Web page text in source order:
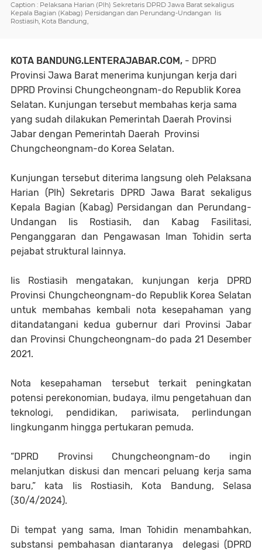
Caption : Pelaksana Harian (Plh) Sekretaris DPRD Jawa Barat sekaligus
Kepala Bagian (Kabag) Persidangan dan Perundang-Undangan Iis
Rostiasih, Kota Bandung,
KOTA BANDUNG.LENTERAJABAR.COM, - DPRD
Provinsi Jawa Barat menerima kunjungan kerja dari
DPRD Provinsi Chungcheongnam-do Republik Korea
Selatan. Kunjungan tersebut membahas kerja sama
yang sudah dilakukan Pemerintah Daerah Provinsi
Jabar dengan Pemerintah Daerah Provinsi
Chungcheongnam-do Korea Selatan.
Kunjungan tersebut diterima langsung oleh Pelaksana
Harian (Plh) Sekretaris DPRD Jawa Barat sekaligus
Kepala Bagian (Kabag) Persidangan dan Perundang-
Undangan Iis Rostiasih, dan Kabag Fasilitasi,
Penganggaran dan Pengawasan Iman Tohidin serta
pejabat struktural lainnya.
Iis Rostiasih mengatakan, kunjungan kerja DPRD
Provinsi Chungcheongnam-do Republik Korea Selatan
untuk membahas kembali nota kesepahaman yang
ditandatangani kedua gubernur dari Provinsi Jabar
dan Provinsi Chungcheongnam-do pada 21 Desember
2021.
Nota kesepahaman tersebut terkait peningkatan
potensi perekonomian, budaya, ilmu pengetahuan dan
teknologi, pendidikan, pariwisata, perlindungan
lingkunganm hingga pertukaran pemuda.
“DPRD Provinsi Chungcheongnam-do ingin
melanjutkan diskusi dan mencari peluang kerja sama
baru,” kata Iis Rostiasih, Kota Bandung, Selasa
(30/4/2024).
Di tempat yang sama, Iman Tohidin menambahkan,
substansi pembahasan diantaranya delegasi (DPRD